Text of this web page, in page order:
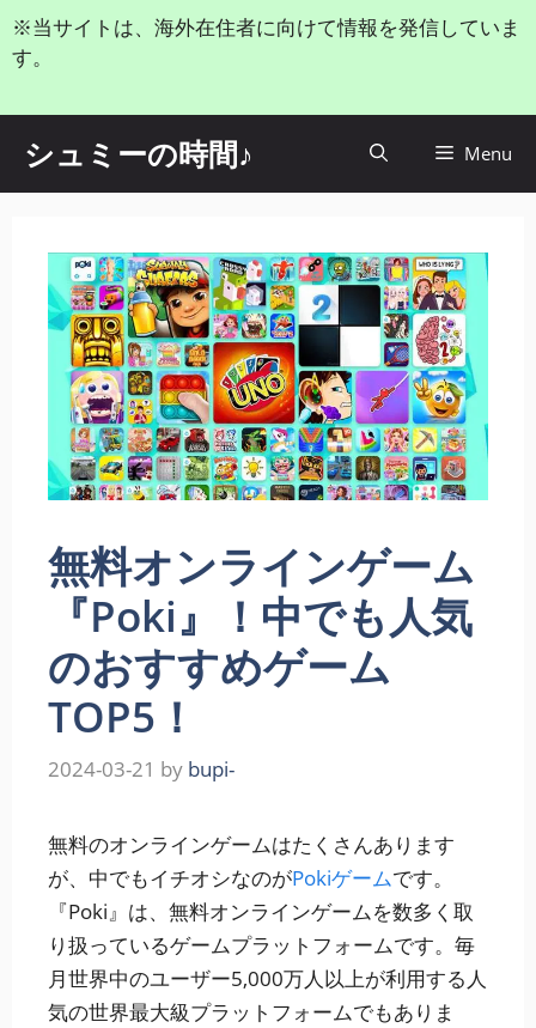
コ
ン
テ
ス
※当サイトは、海外在住者に向けて情報を発信していま
す。
シュミーの時間♪ Menu
無料オンラインゲーム
『Poki』！中でも人気
のおすすめゲーム
TOP5！
2024-03-21 by bupi-
無料のオンラインゲームはたくさんあります
が、中でもイチオシなのがPokiゲームです。
『Poki』は、無料オンラインゲームを数多く取
り扱っているゲームプラットフォームです。毎
月世界中のユーザー5,000万人以上が利用する人
気の世界最大級プラットフォームでもありま